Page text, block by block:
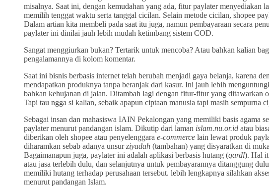
misalnya. Saat ini, dengan kemudahan yang ada, fitur paylater menyediakan
memilih tenggat waktu serta tanggal cicilan. Selain metode cicilan, shopee
Dalam artian kita membeli pada saat itu juga, namun pembayaraan secara
paylater ini dinilai jauh lebih mudah ketimbang sistem COD.
Sangat menggiurkan bukan? Tertarik untuk mencoba? Atau bahkan kalian
pengalamannya di kolom komentar.
Saat ini bisnis berbasis internet telah berubah menjadi gaya belanja, karena
mendapatkan produknya tanpa beranjak dari kasur. Ini jauh lebih
bahkan kehujanan di jalan. Ditambah lagi dengan fitur-fitur yang ditawarkan
Tapi tau ngga si kalian, sebaik apapun ciptaan manusia tapi masih sempurna
Sebagai insan dan mahasiswa IAIN Pekalongan yang memiliki basis agama
paylater menurut pandangan islam. Dikutip dari laman islam.nu.or.id atau
diberikan oleh shopee atau penyelenggara e-commerce lain lewat produk
diharamkan sebab adanya unsurziyadah (tambahan) yang disyaratkan di
Bagaimanapun juga, paylater ini adalah aplikasi berbasis hutang (qardl). Hal
atau jasa terlebih dulu, dan selanjutnya untuk pembayarannya ditanggung
memiliki hutang terhadap perusahaan tersebut. lebih lengkapnya silahkan
menurut pandangan Islam.